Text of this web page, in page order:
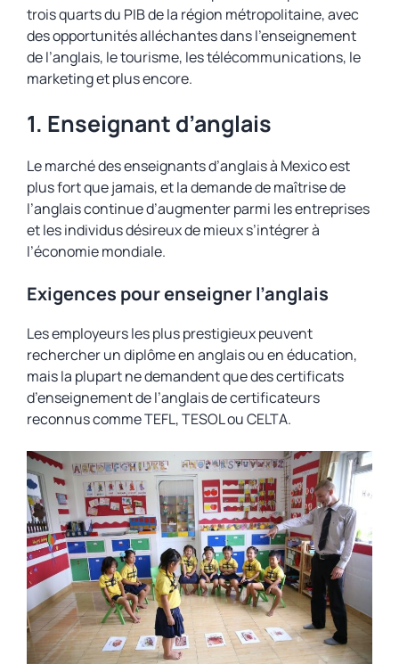
trois quarts du PIB de la région métropolitaine, avec
des opportunités alléchantes dans l’enseignement
de l’anglais, le tourisme, les télécommunications, le
marketing et plus encore.
1. Enseignant d’anglais
Le marché des enseignants d’anglais à Mexico est
plus fort que jamais, et la demande de maîtrise de
l’anglais continue d’augmenter parmi les entreprises
et les individus désireux de mieux s’intégrer à
l’économie mondiale.
Exigences pour enseigner l’anglais
Les employeurs les plus prestigieux peuvent
rechercher un diplôme en anglais ou en éducation,
mais la plupart ne demandent que des certificats
d’enseignement de l’anglais de certificateurs
reconnus comme TEFL, TESOL ou CELTA.